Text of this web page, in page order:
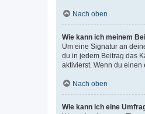
Nach oben
Wie kann ich meinem
Um eine Signatur an
du in jedem Beitrag das
aktivierst. Wenn du einen
Nach oben
Wie kann ich eine